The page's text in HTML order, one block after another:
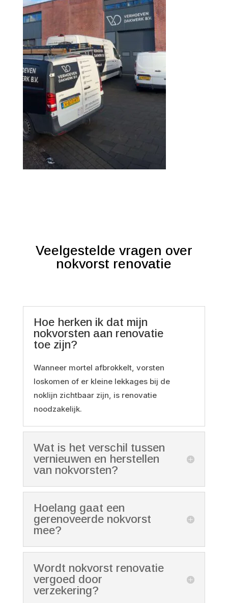
Veelgestelde vragen over
nokvorst renovatie
Hoe herken ik dat mijn
nokvorsten aan renovatie
toe zijn?
Wanneer mortel afbrokkelt, vorsten
loskomen of er kleine lekkages bij de
noklijn zichtbaar zijn, is renovatie
noodzakelijk.
Wat is het verschil tussen
vernieuwen en herstellen
van nokvorsten?
Hoelang gaat een
gerenoveerde nokvorst
mee?
Wordt nokvorst renovatie
vergoed door
verzekering?